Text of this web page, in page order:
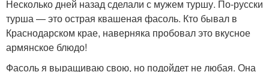
Несколько дней назад сделали с мужем туршу. По-русски
турша — это острая квашеная фасоль. Кто бывал в
Краснодарском крае, наверняка пробовал это вкусное
армянское блюдо!
Фасоль я выращиваю свою, но подойдет не любая. Она